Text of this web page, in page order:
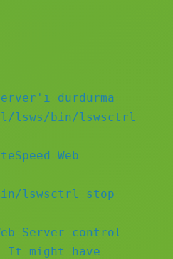
durdurma
bin/lswsctrl
Web
lswsctrl stop
Server control
might have